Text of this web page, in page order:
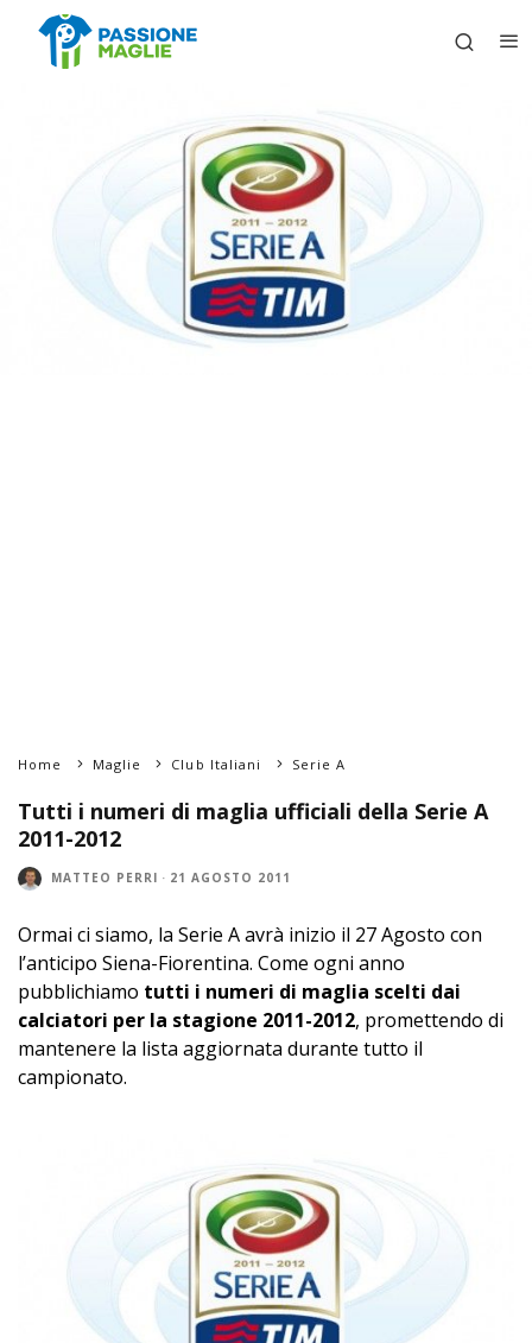
Home Maglie Club Italiani Serie A
Tutti i numeri di maglia ufficiali della Serie A
2011-2012
MATTEO PERRI · 21 AGOSTO 2011
Ormai ci siamo, la Serie A avrà inizio il 27 Agosto con
l’anticipo Siena-Fiorentina. Come ogni anno
pubblichiamo tutti i numeri di maglia scelti dai
calciatori per la stagione 2011-2012, promettendo di
mantenere la lista aggiornata durante tutto il
campionato.